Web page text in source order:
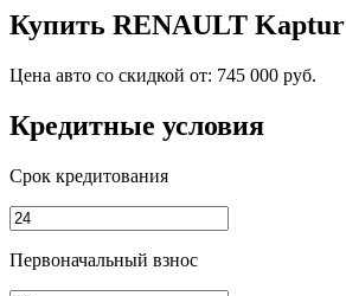
Купить RENAULT Kaptur
Цена авто со скидкой от: 745 000 руб.
Кредитные условия
Срок кредитования
Первоначальный взнос